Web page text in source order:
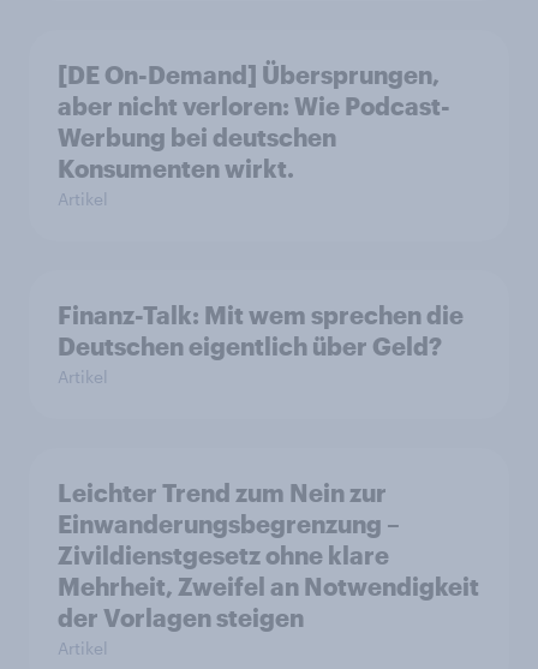
[DE On-Demand] Übersprungen,
aber nicht verloren: Wie Podcast-
Werbung bei deutschen
Konsumenten wirkt.
Artikel
Finanz-Talk: Mit wem sprechen die
Deutschen eigentlich über Geld?
Artikel
Leichter Trend zum Nein zur
Einwanderungsbegrenzung –
Zivildienstgesetz ohne klare
Mehrheit, Zweifel an Notwendigkeit
der Vorlagen steigen
Artikel